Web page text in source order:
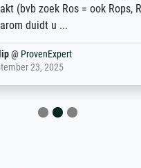
zoek Ros = ook Rops, Rose
duidt u ...
23, 2025